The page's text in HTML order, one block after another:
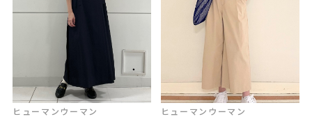
ヒューマンウーマン
ヒューマンウーマン